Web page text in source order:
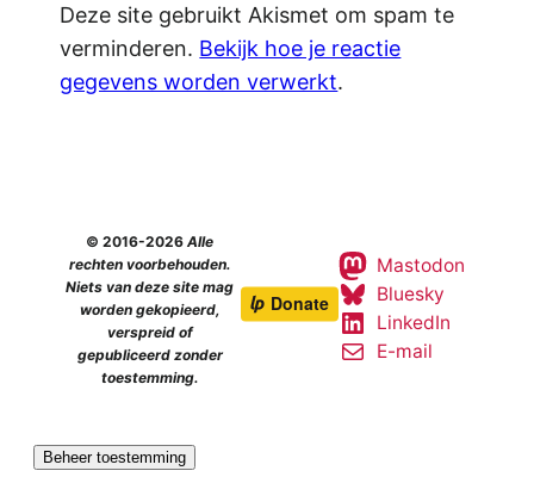
Deze site gebruikt Akismet om spam te
verminderen. Bekijk hoe je reactie
gegevens worden verwerkt.
© 2016-2026Alle
rechten voorbehouden.
Niets van deze site mag
worden gekopieerd,
verspreid of
gepubliceerd zonder
toestemming.
Mastodon
Bluesky
LinkedIn
E-mail
Beheer toestemming